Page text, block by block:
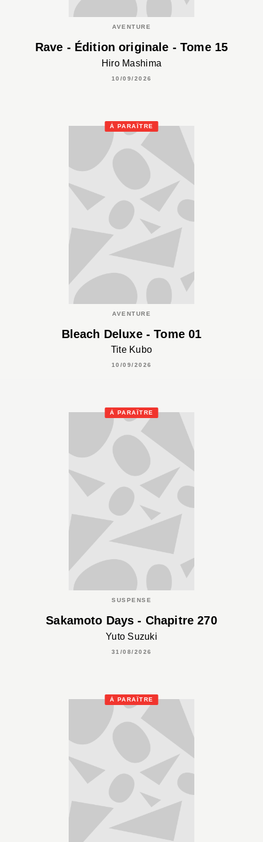
AVENTURE
Rave - Édition originale - Tome 15
Hiro Mashima
10/09/2026
À PARAÎTRE
AVENTURE
Bleach Deluxe - Tome 01
Tite Kubo
10/09/2026
À PARAÎTRE
SUSPENSE
Sakamoto Days - Chapitre 270
Yuto Suzuki
31/08/2026
À PARAÎTRE